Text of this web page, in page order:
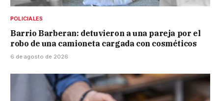
POLICIALES
Barrio Barberan: detuvieron a una pareja por el
robo de una camioneta cargada con cosméticos
6 de agosto de 2026